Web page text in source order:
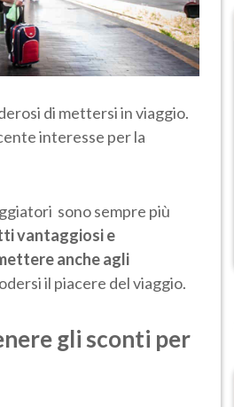
di mettersi in viaggio.
interesse per la
sono sempre più
vantaggiosi e
anche agli
il piacere del viaggio.
gli sconti per